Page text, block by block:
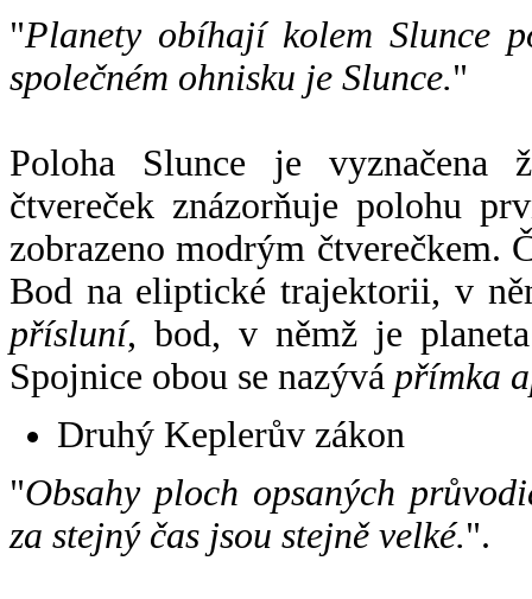
"Planety obíhají kolem Slunce
společném ohnisku je Slunce."
Poloha Slunce je vyznačena
čtvereček znázorňuje polohu
zobrazeno modrým čtverečkem.
Bod na eliptické trajektorii, v
přísluní, bod, v němž je
Spojnice obou se nazývá přímka
Druhý Keplerův zákon
"Obsahy ploch opsaných
za stejný čas jsou stejně velké.".